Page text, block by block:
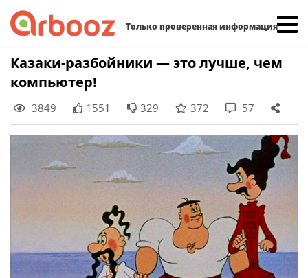
Только проверенная информация
Skip
Казаки-разбойники — это лучше, чем
компьютер!
3849 1551 329 372 57
Найти: